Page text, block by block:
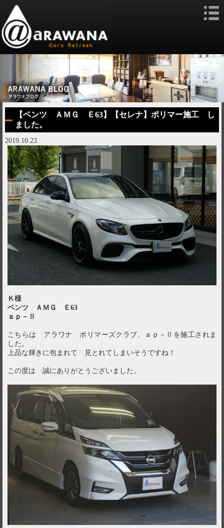
【ベンツ ＡＭＧ Ｅ63】【セレナ】ポリマー施工 し
ました。
2019.10.23
Ｋ様
ベンツ ＡＭＧ Ｅ63
ａｐ－Ⅱ
こちらは アラワナ ポリマーズクラブ、ａｐ－Ⅱを施工されま
した。
上品な輝きに包まれて 見とれてしまいそうですね！
この度は 誠にありがとうございました。